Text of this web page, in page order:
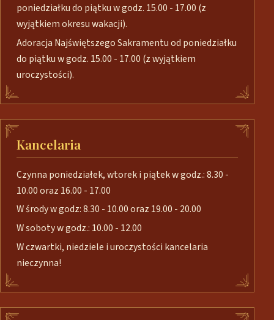
poniedziałku do piątku w godz. 15.00 - 17.00 (z
wyjątkiem okresu wakacji).
Adoracja Najświętszego Sakramentu od poniedziałku
do piątku w godz. 15.00 - 17.00 (z wyjątkiem
uroczystości).
Kancelaria
Czynna poniedziałek, wtorek i piątek w godz.: 8.30 -
10.00 oraz 16.00 - 17.00
W środy w godz: 8.30 - 10.00 oraz 19.00 - 20.00
W soboty w godz.: 10.00 - 12.00
W czwartki, niedziele i uroczystości kancelaria
nieczynna!